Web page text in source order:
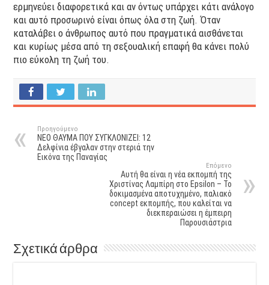
ερμηνεύει διαφορετικά και αν όντως υπάρχει κάτι ανάλογο
και αυτό προσωρινό είναι όπως όλα στη ζωή. Όταν
καταλάβει ο άνθρωπος αυτό που πραγματικά αισθάνεται
και κυρίως μέσα από τη σεξουαλική επαφή θα κάνει πολύ
πιο εύκολη τη ζωή του.
Προηγούμενο
ΝΕΟ ΘΑΥΜΑ ΠΟΥ ΣΥΓΚΛΟΝΙΖΕΙ: 12
Δελφίνια έβγαλαν στην στεριά την
Εικόνα της Παναγίας
Επόμενο
Aυτή θα είναι η νέα εκπομπή της
Χριστίνας Λαμπίρη στο Epsilon – To
δοκιμασμένα αποτυχημένο, παλιακό
concept εκπομπής, που καλείται να
διεκπεραιώσει η έμπειρη
Παρουσιάστρια
Σχετικά άρθρα